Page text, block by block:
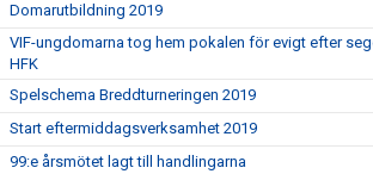
Domarutbildning 2019
VIF-ungdomarna tog hem pokalen för evigt efter
HFK
Spelschema Breddturneringen 2019
Start eftermiddagsverksamhet 2019
99:e årsmötet lagt till handlingarna